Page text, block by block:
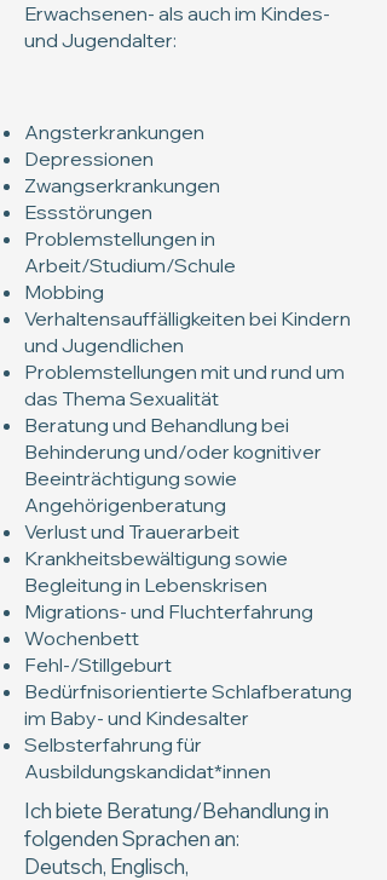
Erwachsenen- als auch im Kindes-
und Jugendalter:
Angsterkrankungen
Depressionen
Zwangserkrankungen
Essstörungen
Problemstellungen in
Arbeit/Studium/Schule
Mobbing
Verhaltensauffälligkeiten bei Kindern
und Jugendlichen
Problemstellungen mit und rund um
das Thema Sexualität
Beratung und Behandlung bei
Behinderung und/oder kognitiver
Beeinträchtigung sowie
Angehörigenberatung
Verlust und Trauerarbeit
Krankheitsbewältigung sowie
Begleitung in Lebenskrisen
Migrations- und Fluchterfahrung
Wochenbett
Fehl-/Stillgeburt
Bedürfnisorientierte Schlafberatung
im Baby- und Kindesalter
Selbsterfahrung für
Ausbildungskandidat*innen
Ich biete Beratung/Behandlung in
folgenden Sprachen an:
Deutsch, Englisch,